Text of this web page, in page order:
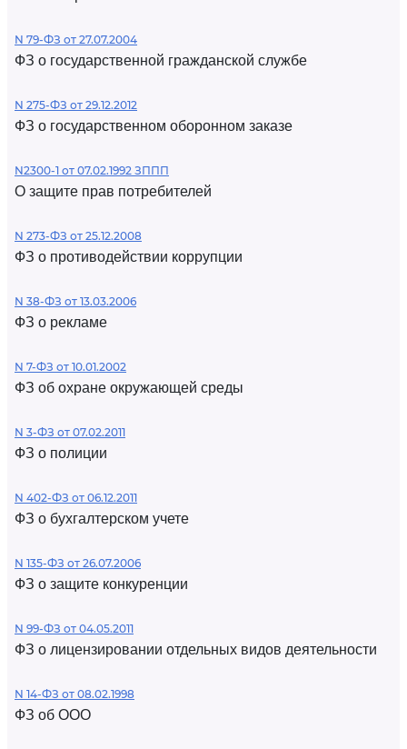
N 79-ФЗ от 27.07.2004
ФЗ о государственной гражданской службе
N 275-ФЗ от 29.12.2012
ФЗ о государственном оборонном заказе
N2300-1 от 07.02.1992 ЗППП
О защите прав потребителей
N 273-ФЗ от 25.12.2008
ФЗ о противодействии коррупции
N 38-ФЗ от 13.03.2006
ФЗ о рекламе
N 7-ФЗ от 10.01.2002
ФЗ об охране окружающей среды
N 3-ФЗ от 07.02.2011
ФЗ о полиции
N 402-ФЗ от 06.12.2011
ФЗ о бухгалтерском учете
N 135-ФЗ от 26.07.2006
ФЗ о защите конкуренции
N 99-ФЗ от 04.05.2011
ФЗ о лицензировании отдельных видов деятельности
N 14-ФЗ от 08.02.1998
ФЗ об ООО